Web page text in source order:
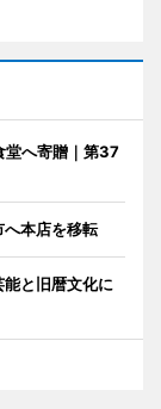
堂へ寄贈｜第37
本店を移転
能と旧暦文化に